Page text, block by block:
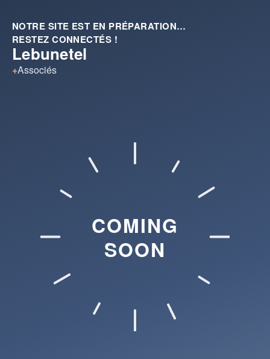
NOTRE SITE EST EN PRÉPARATION…
RESTEZ CONNECTÉS !
Lebunetel
+Associés
COMING
SOON